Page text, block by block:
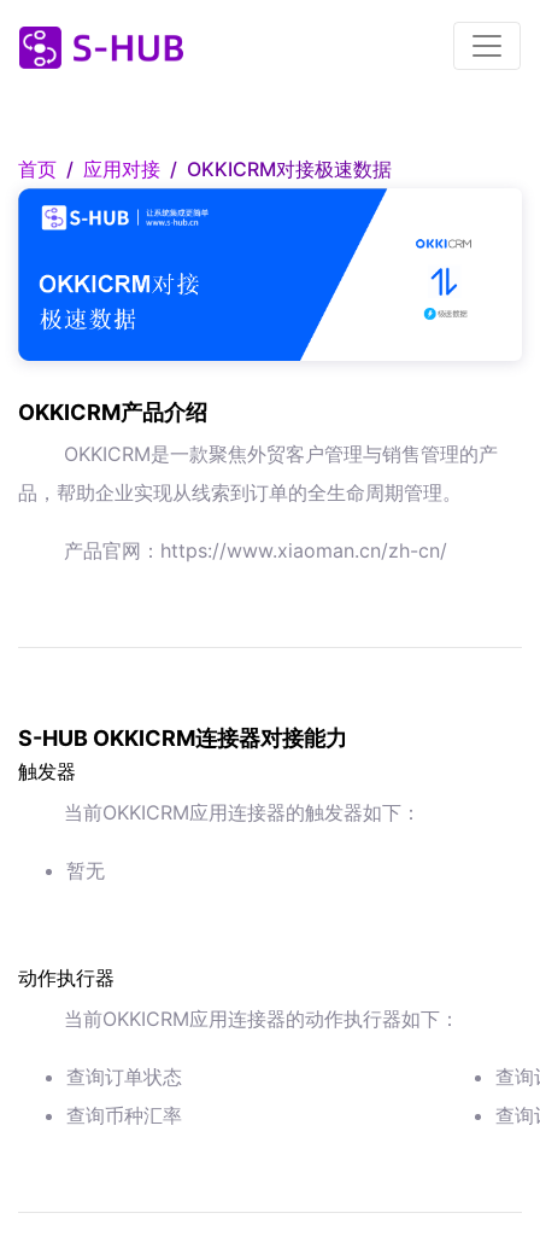
首页 应用对接 OKKICRM对接极速数据
OKKICRM产品介绍
OKKICRM是一款聚焦外贸客户管理与销售管理的产
品，帮助企业实现从线索到订单的全生命周期管理。
产品官网：https://www.xiaoman.cn/zh-cn/
S-HUB OKKICRM连接器对接能力
触发器
当前OKKICRM应用连接器的触发器如下：
暂无
动作执行器
当前OKKICRM应用连接器的动作执行器如下：
查询订单状态
查询币种汇率
查询
查询